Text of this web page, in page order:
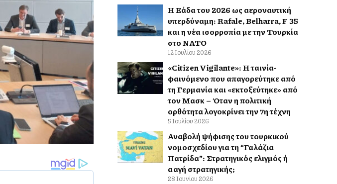
Η Ελλάδα του 2026 ως αεροναυτική
υπερδύναμη: Rafale, Belharra, F 35
και η νέα ισορροπία με την Τουρκία
στο ΝΑΤΟ
12 Ιουλίου 2026
«Citizen Vigilante»: Η ταινία-
φαινόμενο που απαγορεύτηκε από
τη Γερμανία και «εκτοξεύτηκε» από
τον Μασκ – Όταν η πολιτική
ορθότητα λογοκρίνει την 7η τέχνη
5 Ιουλίου 2026
Αναβολή ψήφισης του τουρκικού
νομοσχεδίου για τη “Γαλάζια
Πατρίδα”: Στρατηγικός ελιγμός ή
αλλαγή στρατηγικής;
28 Ιουνίου 2026